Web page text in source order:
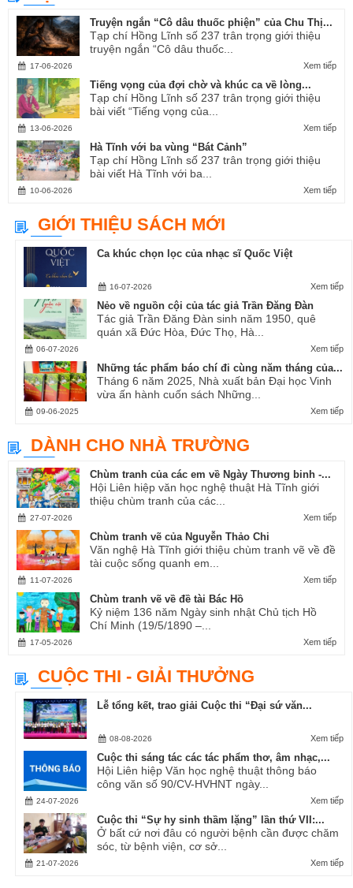
Truyện ngắn “Cô dâu thuốc phiện” của Chu Thị...
Tạp chí Hồng Lĩnh số 237 trân trọng giới thiệu
truyện ngắn “Cô dâu thuốc...
Xem tiếp
17-06-2026
Tiếng vọng của đợi chờ và khúc ca về lòng...
Tạp chí Hồng Lĩnh số 237 trân trọng giới thiệu
bài viết “Tiếng vọng của...
Xem tiếp
13-06-2026
Hà Tĩnh với ba vùng “Bát Cảnh”
Tạp chí Hồng Lĩnh số 237 trân trọng giới thiệu
bài viết Hà Tĩnh với ba...
Xem tiếp
10-06-2026
GIỚI THIỆU SÁCH MỚI
Ca khúc chọn lọc của nhạc sĩ Quốc Việt
Xem tiếp
16-07-2026
Nẻo về nguồn cội của tác giả Trần Đăng Đàn
Tác giả Trần Đăng Đàn sinh năm 1950, quê
quán xã Đức Hòa, Đức Thọ, Hà...
Xem tiếp
06-07-2026
Những tác phẩm báo chí đi cùng năm tháng của...
Tháng 6 năm 2025, Nhà xuất bản Đại học Vinh
vừa ấn hành cuốn sách Những...
Xem tiếp
09-06-2025
DÀNH CHO NHÀ TRƯỜNG
Chùm tranh của các em về Ngày Thương binh -...
Hội Liên hiệp văn học nghệ thuật Hà Tĩnh giới
thiệu chùm tranh của các...
Xem tiếp
27-07-2026
Chùm tranh vẽ của Nguyễn Thảo Chi
Văn nghệ Hà Tĩnh giới thiệu chùm tranh vẽ về đề
tài cuộc sống quanh em...
Xem tiếp
11-07-2026
Chùm tranh vẽ về đề tài Bác Hồ
Kỷ niệm 136 năm Ngày sinh nhật Chủ tịch Hồ
Chí Minh (19/5/1890 –...
Xem tiếp
17-05-2026
CUỘC THI - GIẢI THƯỞNG
Lễ tổng kết, trao giải Cuộc thi “Đại sứ văn...
Xem tiếp
08-08-2026
Cuộc thi sáng tác các tác phẩm thơ, âm nhạc,...
Hội Liên hiệp Văn học nghệ thuật thông báo
công văn số 90/CV-HVHNT ngày...
Xem tiếp
24-07-2026
Cuộc thi “Sự hy sinh thầm lặng” lần thứ VII:...
Ở bất cứ nơi đâu có người bệnh cần được chăm
sóc, từ bệnh viện, cơ sở...
Xem tiếp
21-07-2026